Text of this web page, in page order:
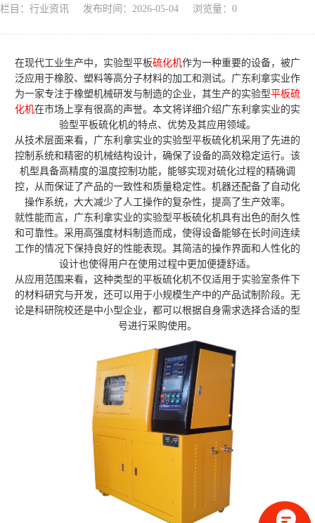
栏目：行业资讯 发布时间：2026-05-04 浏览量： 0
在现代工业生产中，实验型平板硫化机作为一种重要的设备，被广
泛应用于橡胶、塑料等高分子材料的加工和测试。广东利拿实业作
为一家专注于橡塑机械研发与制造的企业，其生产的实验型平板硫
化机在市场上享有很高的声誉。本文将详细介绍广东利拿实业的实
验型平板硫化机的特点、优势及其应用领域。
从技术层面来看，广东利拿实业的实验型平板硫化机采用了先进的
控制系统和精密的机械结构设计，确保了设备的高效稳定运行。该
机型具备高精度的温度控制功能，能够实现对硫化过程的精确调
控，从而保证了产品的一致性和质量稳定性。机器还配备了自动化
操作系统，大大减少了人工操作的复杂性，提高了生产效率。
就性能而言，广东利拿实业的实验型平板硫化机具有出色的耐久性
和可靠性。采用高强度材料制造而成，使得设备能够在长时间连续
工作的情况下保持良好的性能表现。其简洁的操作界面和人性化的
设计也使得用户在使用过程中更加便捷舒适。
从应用范围来看，这种类型的平板硫化机不仅适用于实验室条件下
的材料研究与开发，还可以用于小规模生产中的产品试制阶段。无
论是科研院校还是中小型企业，都可以根据自身需求选择合适的型
号进行采购使用。